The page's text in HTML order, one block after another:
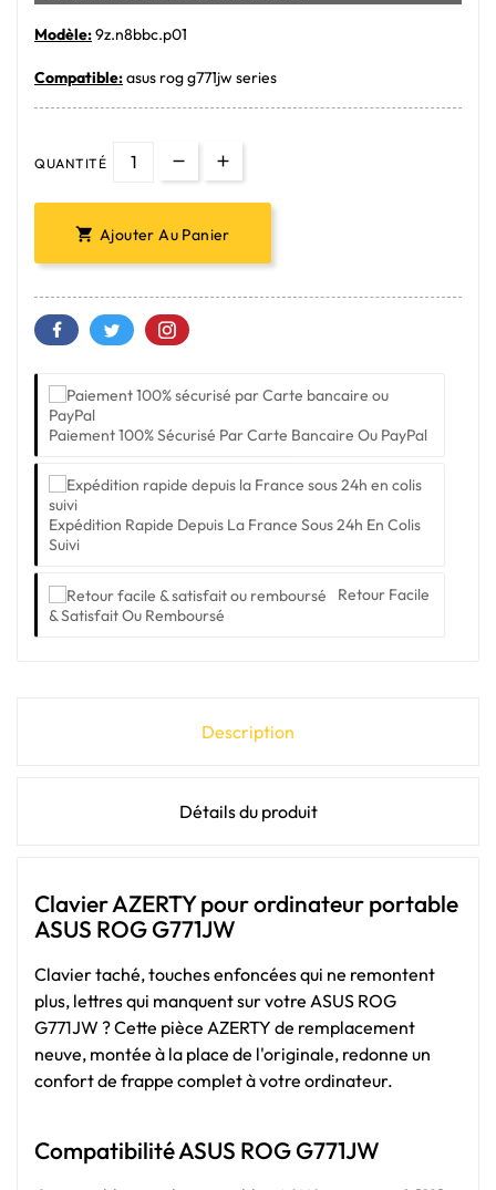
Modèle:9z.n8bbc.p01
Compatible:asus rog g771jw series
QUANTITÉ
 Ajouter Au Panier
Paiement 100% Sécurisé Par Carte Bancaire Ou PayPal
Expédition Rapide Depuis La France Sous 24h En Colis
Suivi
Retour Facile
& Satisfait Ou Remboursé
Description
Détails du produit
Clavier AZERTY pour ordinateur portable
ASUS ROG G771JW
Clavier taché, touches enfoncées qui ne remontent
plus, lettres qui manquent sur votre ASUS ROG
G771JW ? Cette pièce AZERTY de remplacement
neuve, montée à la place de l'originale, redonne un
confort de frappe complet à votre ordinateur.
Compatibilité ASUS ROG G771JW